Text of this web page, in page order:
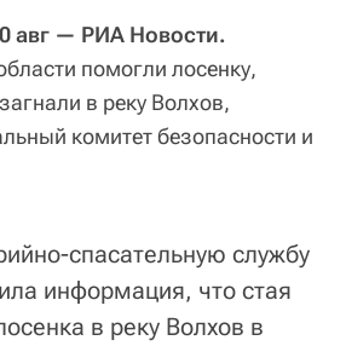
авг — РИА Новости.
помогли лосенку,
в реку Волхов,
комитет безопасности и
спасательную службу
информация, что стая
в реку Волхов в